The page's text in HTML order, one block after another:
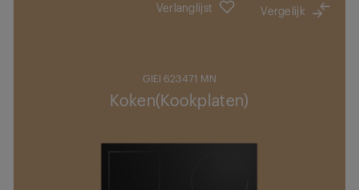
Verlanglijst Vergelijk
GIEI 623471 MN
Koken(Kookplaten)